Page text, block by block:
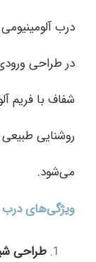
درب
در طراحی
شفاف با فریم
روشنایی
می‌شود.
ویژگی‌های درب
طراحی